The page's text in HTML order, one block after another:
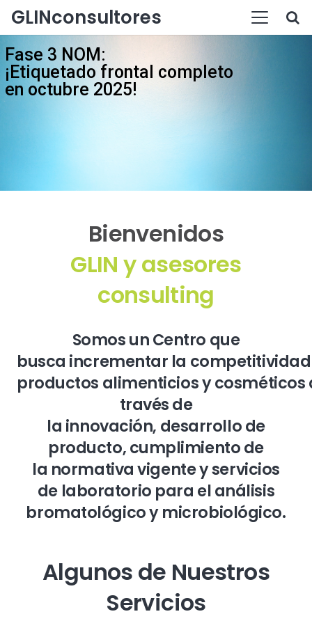
GLINconsultores
Fase 3 NOM:
¡Etiquetado frontal completo
en octubre 2025!
Bienvenidos
GLIN y asesores
consulting
Somos unCentro que
busca incrementar la competitividad
productos alimenticiosycosméticos
través de
la innovación, desarrollode
producto, cumplimiento de
la normativavigente y servicios
de laboratorio para el análisis
bromatológico y microbiológico.
Algunos de Nuestros
Servicios